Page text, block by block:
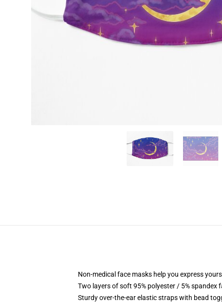
Non-medical face masks help you express
Two layers of soft 95% polyester / 5%
Sturdy over-the-ear elastic straps with bead